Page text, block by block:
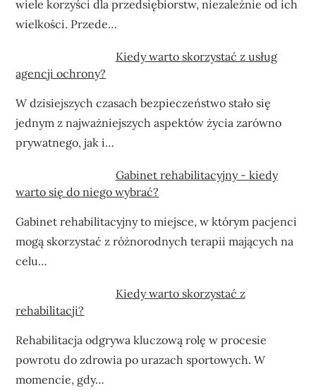
wiele korzyści dla przedsiębiorstw, niezależnie od ich
wielkości. Przede…
Kiedy warto skorzystać z usług
agencji ochrony?
W dzisiejszych czasach bezpieczeństwo stało się
jednym z najważniejszych aspektów życia zarówno
prywatnego, jak i…
Gabinet rehabilitacyjny - kiedy
warto się do niego wybrać?
Gabinet rehabilitacyjny to miejsce, w którym pacjenci
mogą skorzystać z różnorodnych terapii mających na
celu…
Kiedy warto skorzystać z
rehabilitacji?
Rehabilitacja odgrywa kluczową rolę w procesie
powrotu do zdrowia po urazach sportowych. W
momencie, gdy…